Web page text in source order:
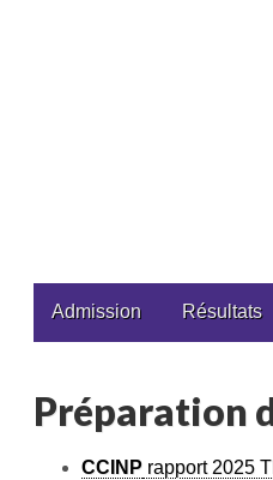
Main
menu
Admission Résultats
Préparation
CCINP rapport 2025